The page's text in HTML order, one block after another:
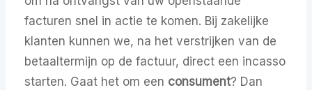
facturen snel in actie te komen. Bij zakelijke
klanten kunnen we, na het verstrijken van de
betaaltermijn op de factuur, direct een incasso
starten. Gaat het om een consument? Dan